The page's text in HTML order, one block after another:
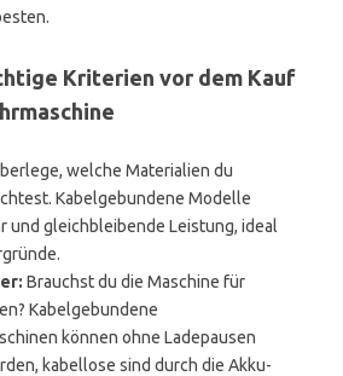
Kriterien vor dem Kauf
welche Materialien du
Kabelgebundene Modelle
und gleichbleibende Leistung, ideal
Brauchst du die Maschine für
Kabelgebundene
können ohne Ladepausen
kabellose sind durch die Akku-